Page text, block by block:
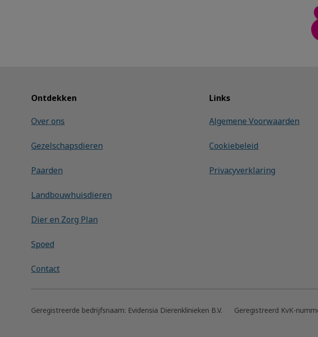
Ontdekken
Over ons
Gezelschapsdieren
Paarden
Landbouwhuisdieren
Dier en Zorg Plan
Spoed
Contact
Links
Algemene Voorwaarden
Cookiebeleid
Privacyverklaring
Geregistreerde bedrijfsnaam: Evidensia Dierenklinieken B.V. Geregistreerd KvK-